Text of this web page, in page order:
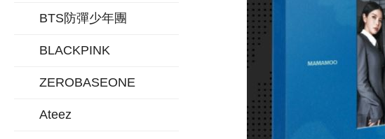
BTS防彈少年團
BLACKPINK
ZEROBASEONE
Ateez